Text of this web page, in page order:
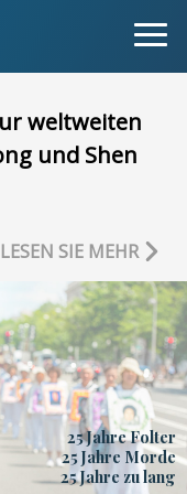
weltweiten
und Shen
LESEN SIE MEHR
25 Jahre Folter
25 Jahre Morde
25 Jahre zu lang